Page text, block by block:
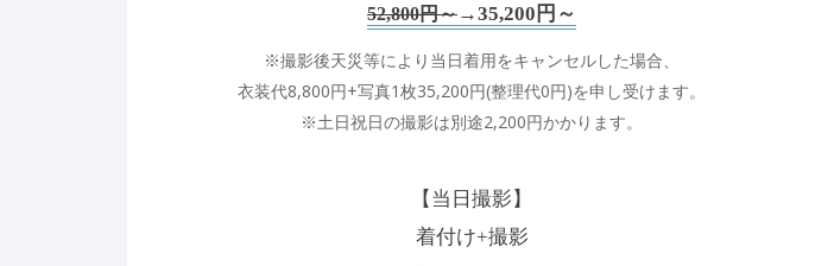
52,800円～→35,200円～
※撮影後天災等により 当日着用をキャンセルした場合、
衣装代8,800円+写真1枚35,200円(整理代0円)を申し受けます。
※土日祝日の撮影は別途2,200円かかります。
【当日撮影】
着付け+撮影